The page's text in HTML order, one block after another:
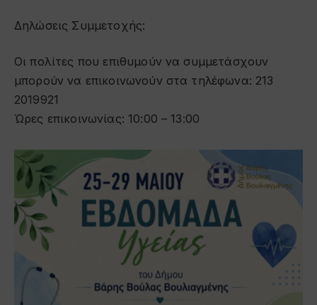
Δηλώσεις Συμμετοχής:
Οι πολίτες που επιθυμούν να συμμετάσχουν
μπορούν να επικοινωνούν στα τηλέφωνα: 213
2019921
Ώρες επικοινωνίας: 10:00 – 13:00